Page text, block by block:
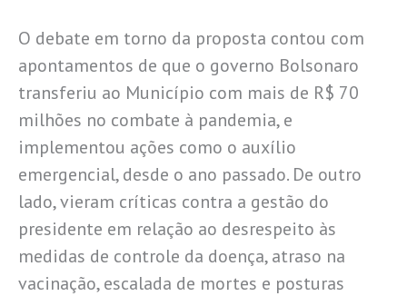
O debate em torno da proposta contou com
apontamentos de que o governo Bolsonaro
transferiu ao Município com mais de R$ 70
milhões no combate à pandemia, e
implementou ações como o auxílio
emergencial, desde o ano passado. De outro
lado, vieram críticas contra a gestão do
presidente em relação ao desrespeito às
medidas de controle da doença, atraso na
vacinação, escalada de mortes e posturas